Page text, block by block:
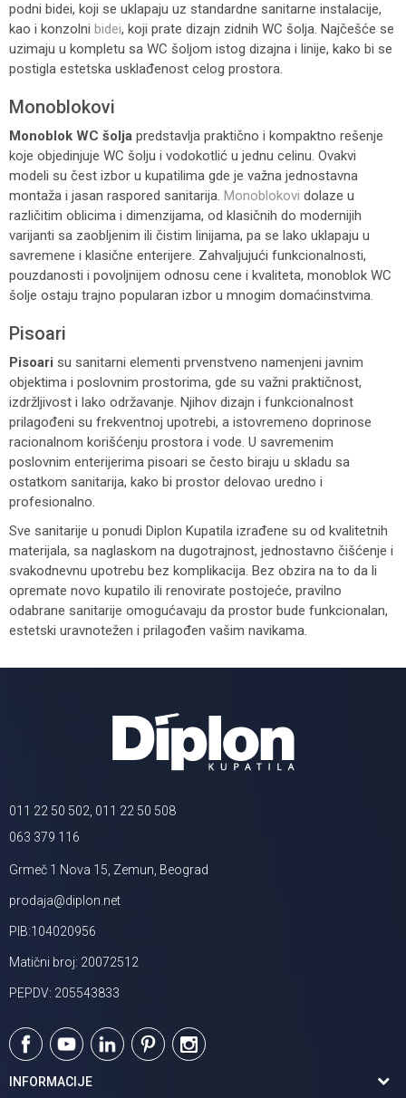
podni bidei, koji se uklapaju uz standardne sanitarne instalacije,
kao i konzolni bidei, koji prate dizajn zidnih WC šolja. Najčešće se
uzimaju u kompletu sa WC šoljom istog dizajna i linije, kako bi se
postigla estetska usklađenost celog prostora.
Monoblokovi
Monoblok WC šolja predstavlja praktično i kompaktno rešenje
koje objedinjuje WC šolju i vodokotlić u jednu celinu. Ovakvi
modeli su čest izbor u kupatilima gde je važna jednostavna
montaža i jasan raspored sanitarija. Monoblokovi dolaze u
različitim oblicima i dimenzijama, od klasičnih do modernijih
varijanti sa zaobljenim ili čistim linijama, pa se lako uklapaju u
savremene i klasične enterijere. Zahvaljujući funkcionalnosti,
pouzdanosti i povoljnijem odnosu cene i kvaliteta, monoblok WC
šolje ostaju trajno popularan izbor u mnogim domaćinstvima.
Pisoari
Pisoari su sanitarni elementi prvenstveno namenjeni javnim
objektima i poslovnim prostorima, gde su važni praktičnost,
izdržljivost i lako održavanje. Njihov dizajn i funkcionalnost
prilagođeni su frekventnoj upotrebi, a istovremeno doprinose
racionalnom korišćenju prostora i vode. U savremenim
poslovnim enterijerima pisoari se često biraju u skladu sa
ostatkom sanitarija, kako bi prostor delovao uredno i
profesionalno.
Sve sanitarije u ponudi Diplon Kupatila izrađene su od kvalitetnih
materijala, sa naglaskom na dugotrajnost, jednostavno čišćenje i
svakodnevnu upotrebu bez komplikacija. Bez obzira na to da li
opremate novo kupatilo ili renovirate postojeće, pravilno
odabrane sanitarije omogućavaju da prostor bude funkcionalan,
estetski uravnotežen i prilagođen vašim navikama.
011 22 50 502, 011 22 50 508
063 379 116
Grmeč 1 Nova 15, Zemun, Beograd
prodaja@diplon.net
PIB:104020956
Matični broj: 20072512
PEPDV: 205543833
INFORMACIJE